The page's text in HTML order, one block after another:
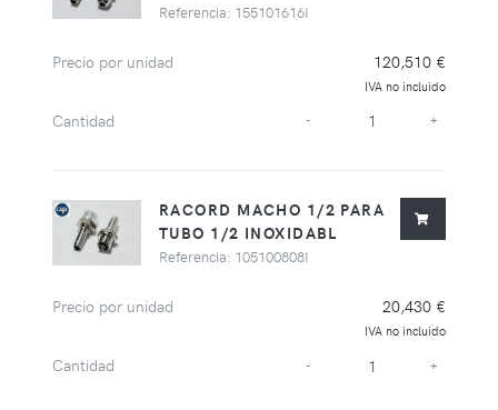
Referencia: 155101616I
Precio por unidad 120,510 €
IVA no incluido
Cantidad - +
RACORD MACHO 1/2 PARA
TUBO 1/2 INOXIDABL
Referencia: 105100808I
Precio por unidad 20,430 €
IVA no incluido
Cantidad - +